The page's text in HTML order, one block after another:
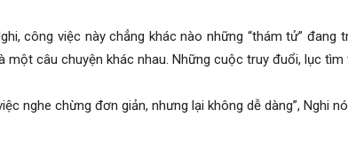
công việc này chẳng khác nào những “thám tử” đang
một câu chuyện khác nhau. Những cuộc truy đuổi, lục
nghe chừng đơn giản, nhưng lại không dễ dàng”, Nghi